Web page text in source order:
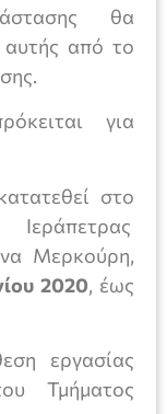
θα
αυτής από το
για
στο
Μερκούρη,
2020, έως
εργασίας
Τμήματος